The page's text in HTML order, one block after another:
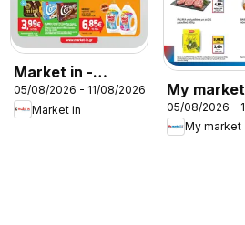
Market in -
Προσφορές
05/08/2026 - 11/08/2026
Market in
My
05/08/2026 -
My market